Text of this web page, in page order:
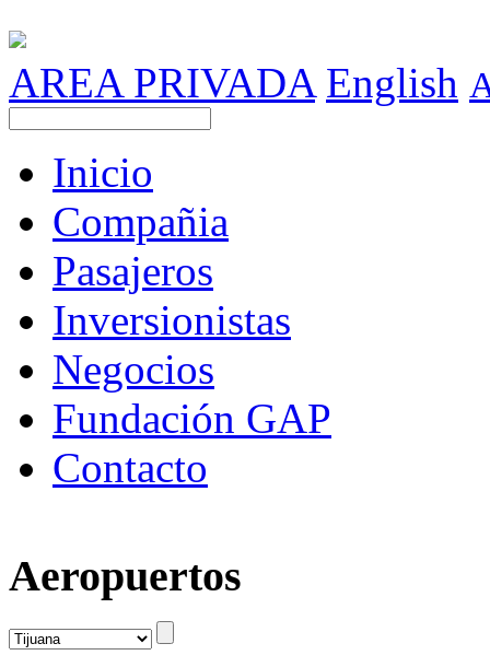
AREA PRIVADA English
Inicio
Compañia
Pasajeros
Inversionistas
Negocios
Fundación GAP
Contacto
Aeropuertos